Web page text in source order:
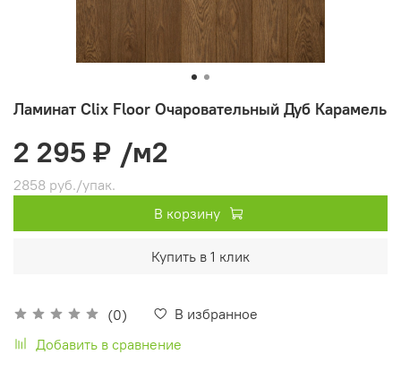
Ламинат Clix Floor Очаровательный Дуб Карамель
(0)
В избранное
Добавить в сравнение
2 295 ₽ /м2
2858 руб./упак.
В корзину
Купить в 1 клик